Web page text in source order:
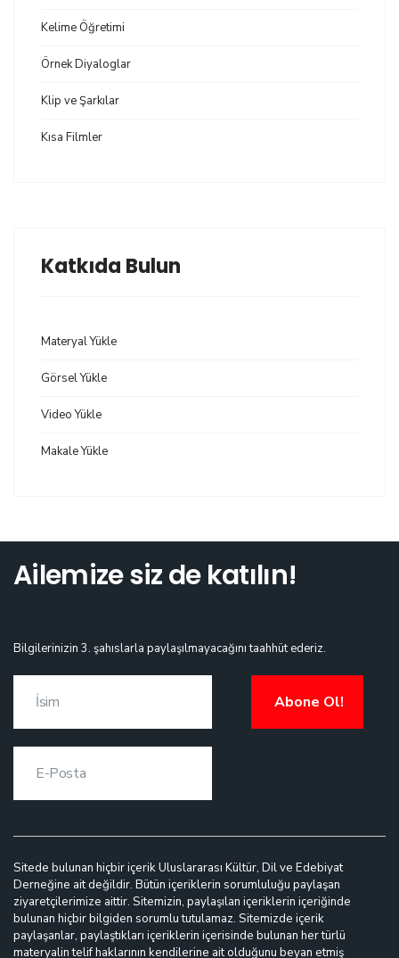
Kelime Öğretimi
Örnek Diyaloglar
Klip ve Şarkılar
Kısa Filmler
Katkıda Bulun
Materyal Yükle
Görsel Yükle
Video Yükle
Makale Yükle
Ailemize siz de katılın!
Bilgilerinizin 3. şahıslarla paylaşılmayacağını taahhüt ederiz.
Abone Ol!
Sitede bulunan hiçbir içerik Uluslararası Kültür, Dil ve Edebiyat
Derneğine ait değildir. Bütün içeriklerin sorumluluğu paylaşan
ziyaretçilerimize aittir. Sitemizin, paylaşılan içeriklerin içeriğinde
bulunan hiçbir bilgiden sorumlu tutulamaz. Sitemizde içerik
paylaşanlar, paylaştıkları içeriklerin içerisinde bulunan her türlü
materyalin telif haklarının kendilerine ait olduğunu beyan etmiş